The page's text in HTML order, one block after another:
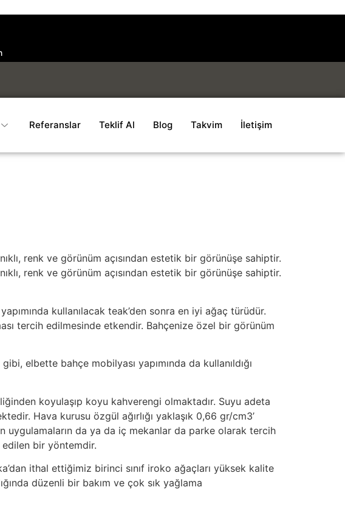
Referanslar Teklif Al Blog Takvim İletişim
renk ve görünüm açısından estetik bir görünüşe sahiptir.
renk ve görünüm açısından estetik bir görünüşe sahiptir.
kullanılacak teak’den sonra en iyi ağaç türüdür.
tercih edilmesinde etkendir. Bahçenize özel bir görünüm
elbette bahçe mobilyası yapımında da kullanıldığı
koyulaşıp koyu kahverengi olmaktadır. Suyu adeta
Hava kurusu özgül ağırlığı yaklaşık 0,66 gr/cm3’
uygulamaların da ya da iç mekanlar da parke olarak tercih
bir yöntemdir.
ithal ettiğimiz birinci sınıf iroko ağaçları yüksek kalite
düzenli bir bakım ve çok sık yağlama